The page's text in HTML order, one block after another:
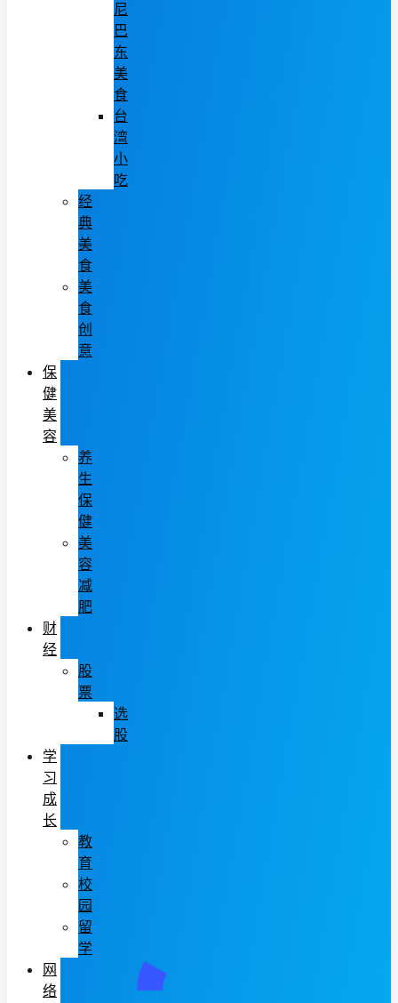
尼
巴
东
美
食
台
湾
小
吃
经
典
美
食
美
食
创
意
保
健
美
容
养
生
保
健
美
容
减
肥
财
经
股
票
选
股
学
习
成
长
教
育
校
园
留
学
网
络